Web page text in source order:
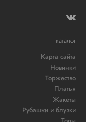
каталог
Карта сайта
Новинки
Торжество
Платья
Жакеты
Рубашки и блузки